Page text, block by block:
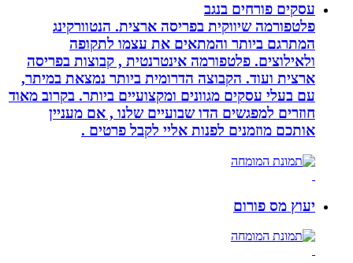
עסקים פורחים בנגב
פלטפורמה שיווקית בפריסה ארצית. הנטוורקינג
המתרגם ביותר והמתאים את עצמו לתקופה
ולאילוצים. פלטפורמה אינטרנטית , קבוצות בפריסה
ארצית ועוד. הקבוצה הדרומית ביותר נמצאת במיתר,
עם בעלי עסקים מגוונים ומקצועיים ביותר. בקרוב מאוד
חוזרים למפגשים הדו שבועיים שלנו , אם מעניין
אותכם מוזמנים לפנות אליי לקבל פרטים .
יעוץ מס פורום